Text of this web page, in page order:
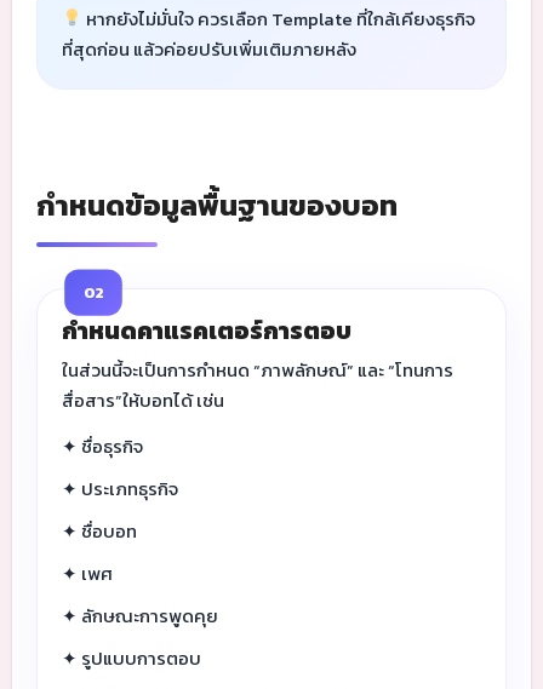
หากยังไม่มั่นใจ ควรเลือก Template ที่ใกล้เคียงธุรกิจ
ที่สุดก่อน แล้วค่อยปรับเพิ่มเติมภายหลัง
กำหนดข้อมูลพื้นฐานของบอท
02
กำหนดคาแรคเตอร์การตอบ
ในส่วนนี้จะเป็นการกำหนด “ภาพลักษณ์” และ “โทนการ
สื่อสาร”ให้บอทได้ เช่น
✦ ชื่อธุรกิจ
✦ ประเภทธุรกิจ
✦ ชื่อบอท
✦ เพศ
✦ ลักษณะการพูดคุย
✦ รูปแบบการตอบ